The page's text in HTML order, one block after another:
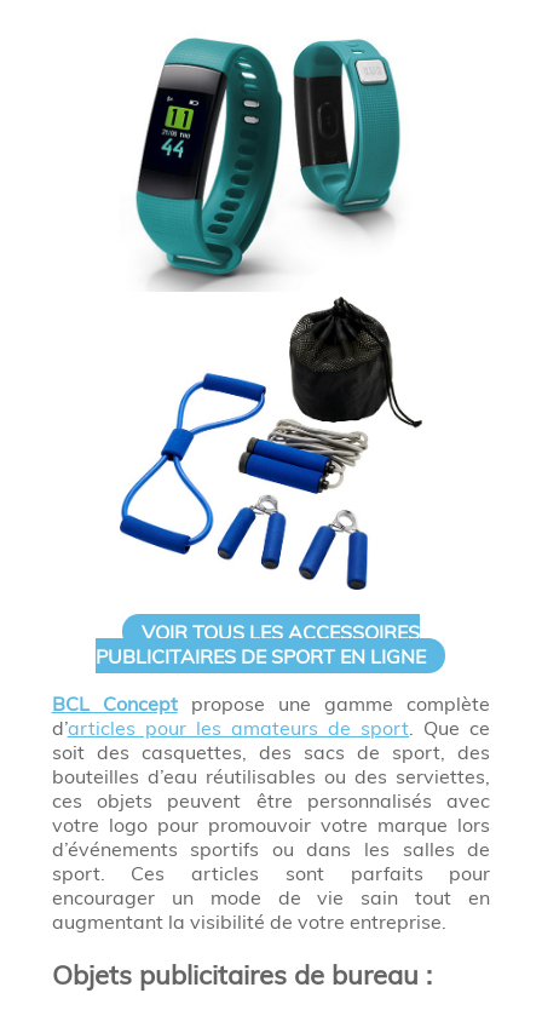
VOIR TOUS LES ACCESSOIRES
PUBLICITAIRES DE SPORT EN LIGNE
BCL Conceptpropose une gamme complète
d’articles pour les amateurs de sport. Que ce
soit des casquettes, des sacs de sport, des
bouteilles d’eau réutilisables ou des serviettes,
ces objets peuvent être personnalisés avec
votre logo pour promouvoir votre marque lors
d’événements sportifs ou dans les salles de
sport. Ces articles sont parfaits pour
encourager un mode de vie sain tout en
augmentant la visibilité de votre entreprise.
Objets publicitaires de bureau :